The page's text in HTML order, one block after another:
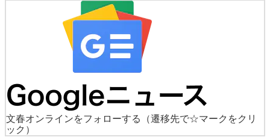
文春オンラインをフォローする
（遷移先で☆マークをクリ
ック）